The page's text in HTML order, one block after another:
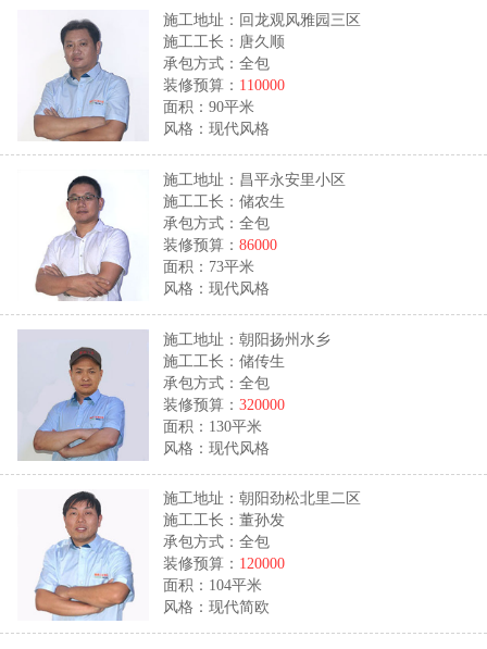
施工地址：回龙观风雅园三区
施工工长：唐久顺
承包方式：全包
装修预算： 110000
面积：90平米
风格：现代风格
施工地址：昌平永安里小区
施工工长：储农生
承包方式：全包
装修预算：86000
面积：73平米
风格：现代风格
施工地址：朝阳扬州水乡
施工工长：储传生
承包方式：全包
装修预算：320000
面积：130平米
风格：现代风格
施工地址：朝阳劲松北里二区
施工工长：董孙发
承包方式：全包
装修预算： 120000
面积：104平米
风格：现代简欧